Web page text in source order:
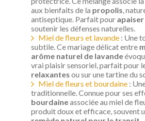
aux bienfaits de la propolis,
antiseptique. Parfait pour
soutenir les défenses naturelles.
Miel de fleurs et lavande : Une
subtile. Ce mariage délicat entre
arôme naturel de lavande
vrai plaisir sensoriel, parfait pour
relaxantes ou sur une tartine du
Miel de fleurs et bourdaine :
traditionnelle. Connue pour ses
bourdaineassociée au miel de
produit doux et efficace, souvent